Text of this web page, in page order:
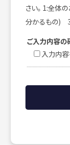
さい。 1:全体
分かるもの)
ご入力内容の
入力内